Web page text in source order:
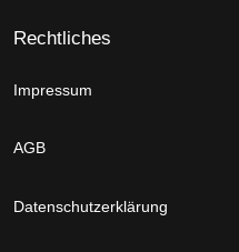
Rechtliches
Impressum
AGB
Datenschutzerklärung